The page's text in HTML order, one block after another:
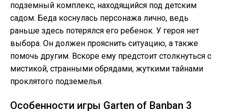
подземный комплекс, находящийся под детским
садом. Беда коснулась персонажа лично, ведь
раньше здесь потерялся его ребенок. У героя нет
выбора. Он должен прояснить ситуацию, а также
помочь другим. Вскоре ему предстоит столкнуться с
мистикой, странными обрядами, жуткими тайнами
проклятого подземелья.
Особенности игры Garten of Banban 3